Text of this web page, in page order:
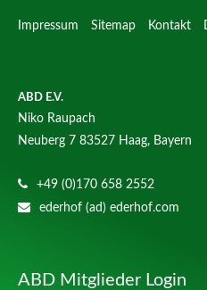
Impressum Sitemap Kontakt
ABD E.V.
Niko Raupach
Neuberg 7 83527 Haag, Bayern
+49 (0)170 658 2552
ederhof (ad) ederhof.com
ABD Mitglieder Login